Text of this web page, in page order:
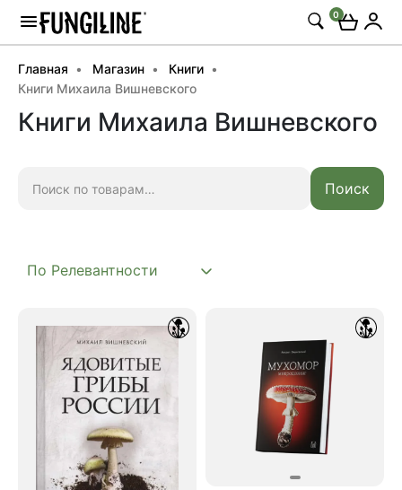
0
Главная Магазин
Книги
Книги Михаила Вишневского
Книги Михаила Вишневского
Поиск